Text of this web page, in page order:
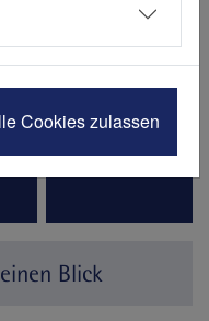
Blick
Cookies zulassen